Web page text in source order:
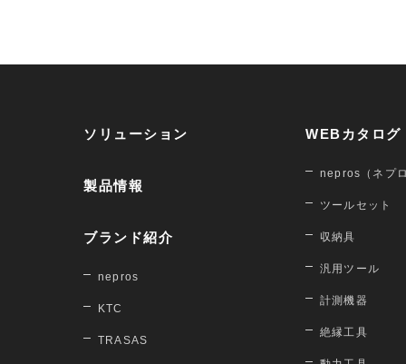
ソリューション
製品情報
ブランド紹介
nepros
KTC
TRASAS
WEBカタログ
nepros（ネプ
ツールセット
収納具
汎用ツール
計測機器
絶縁工具